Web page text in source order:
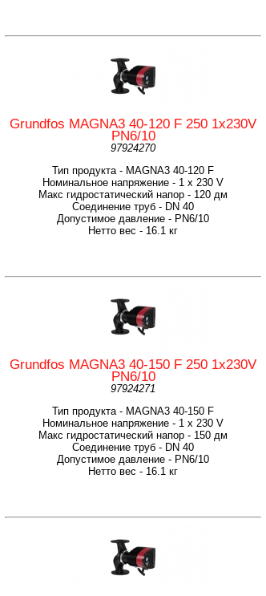
Grundfos MAGNA3 40-120 F 250 1x230V
PN6/10
97924270
Тип продукта - MAGNA3 40-120 F
Номинальное напряжение - 1 x 230 V
Макс гидростатический напор - 120 дм
Соединение труб - DN 40
Допустимое давление - PN6/10
Нетто вес - 16.1 кг
Grundfos MAGNA3 40-150 F 250 1x230V
PN6/10
97924271
Тип продукта - MAGNA3 40-150 F
Номинальное напряжение - 1 x 230 V
Макс гидростатический напор - 150 дм
Соединение труб - DN 40
Допустимое давление - PN6/10
Нетто вес - 16.1 кг